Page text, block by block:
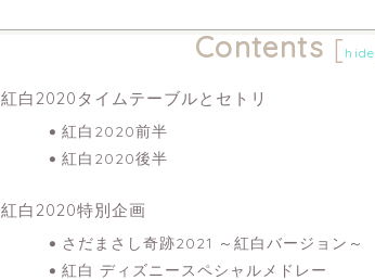
Contents [hide
紅白2020タイムテーブルとセトリ
紅白2020前半
紅白2020後半
紅白2020特別企画
さだまさし奇跡2021 ～紅白バージョン～
紅白 ディズニースペシャルメドレー